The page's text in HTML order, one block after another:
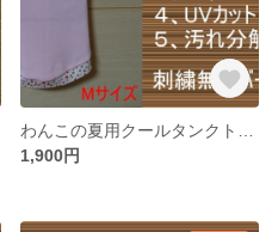
1,900円